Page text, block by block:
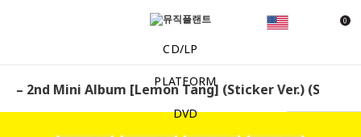
0
CD/LP
PLATFORM
DVD
– 2nd Mini Album [Lemon Tang] (Sticker Ver.) (Smart